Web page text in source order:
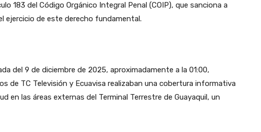
183 del Código Orgánico Integral Penal (COIP), que sanciona a
ejercicio de este derecho fundamental.
del 9 de diciembre de 2025, aproximadamente a la 01:00,
de TC Televisión y Ecuavisa realizaban una cobertura informativa
en las áreas externas del Terminal Terrestre de Guayaquil, un